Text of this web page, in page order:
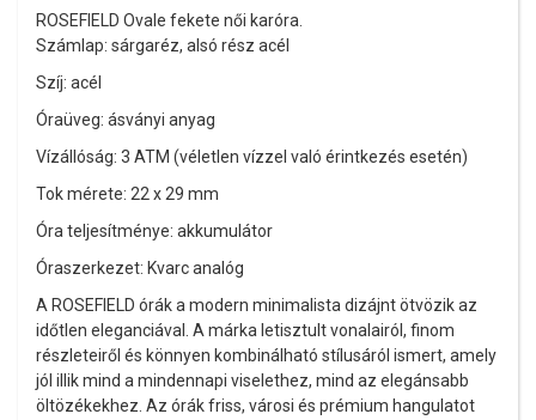
ROSEFIELD Ovale fekete női karóra.
Számlap: sárgaréz, alsó rész acél
Szíj: acél
Óraüveg: ásványi anyag
Vízállóság: 3 ATM (véletlen vízzel való érintkezés esetén)
Tok mérete: 22 x 29 mm
Óra teljesítménye: akkumulátor
Óraszerkezet: Kvarc analóg
A ROSEFIELD órák a modern minimalista dizájnt ötvözik az
időtlen eleganciával. A márka letisztult vonalairól, finom
részleteiről és könnyen kombinálható stílusáról ismert, amely
jól illik mind a mindennapi viselethez, mind az elegánsabb
öltözékekhez. Az órák friss, városi és prémium hangulatot